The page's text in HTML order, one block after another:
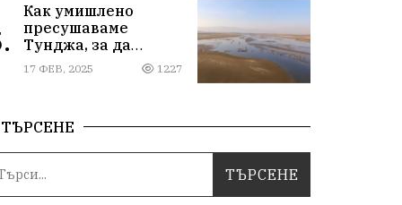
Как умишлено
пресушаваме
Тунджа, за да
пълним Марица и…
джобовете на частни
17 ФЕВ, 2025 1227
ТЪРСЕНЕ